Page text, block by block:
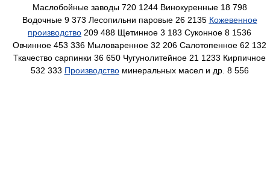
Маслобойные заводы 720 1244 Винокуренные 18 798
Водочные 9 373 Лесопильни паровые 26 2135 Кожевенное
производство 209 488 Щетинное 3 183 Суконное 8 1536
Овчинное 453 336 Мыловаренное 32 206 Салотопенное 62 132
Ткачество сарпинки 36 650 Чугунолитейное 21 1233 Кирпичное
532 333 Производствоминеральных масел и др. 8 556